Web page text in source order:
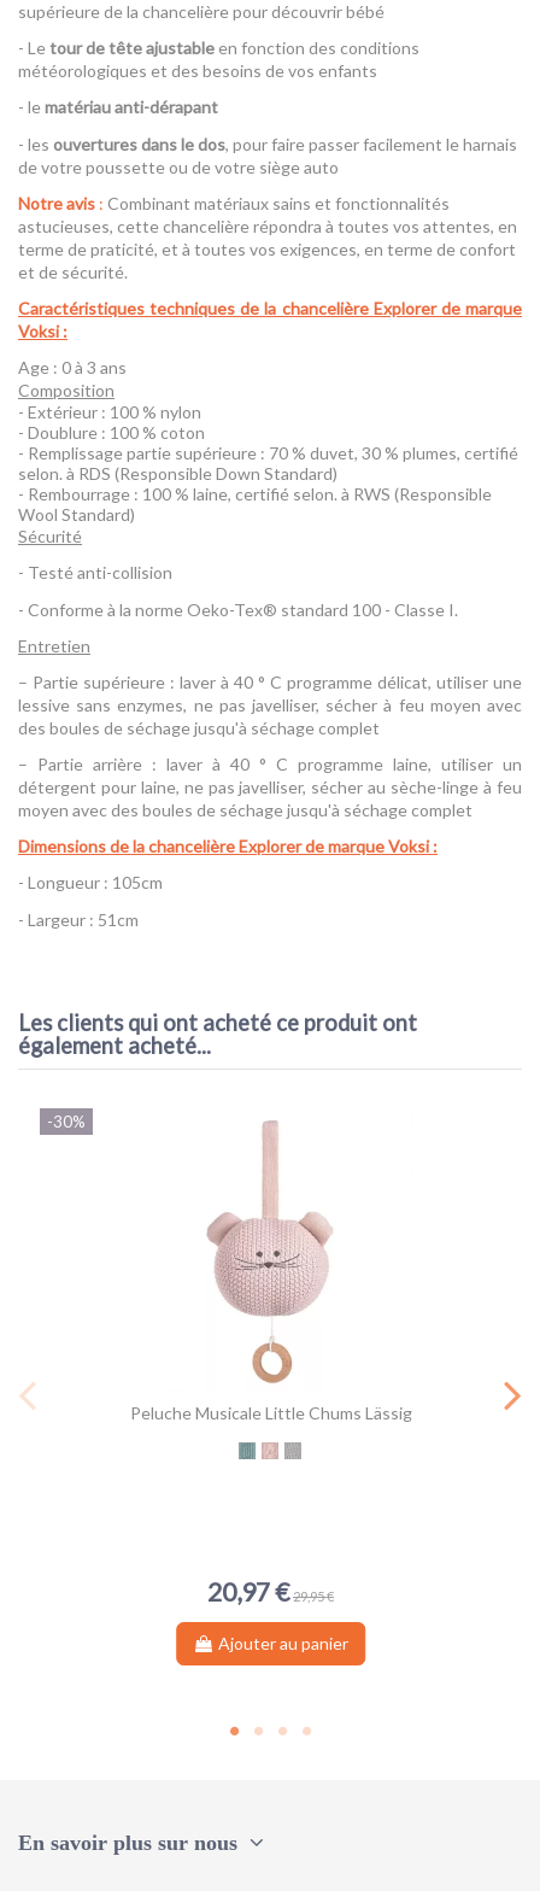
supérieure de la chancelière pour découvrir bébé
- Letour de tête ajustable en fonction des conditions
météorologiques et des besoins de vos enfants
- lematériau anti-dérapant
- les ouvertures dans le dos, pour faire passer facilement le harnais
de votre poussette ou de votre siège auto
Notre avis : Combinant matériaux sains et fonctionnalités
astucieuses, cette chancelière répondra à toutes vos attentes, en
terme de praticité, et à toutes vos exigences, en terme de confort
et de sécurité.
Caractéristiques techniques de la chancelière Explorer de marque
Voksi:
Age : 0 à 3 ans
Composition
- Extérieur : 100 % nylon
- Doublure : 100 % coton
- Remplissage partie supérieure : 70 % duvet, 30 % plumes, certifié
selon. à RDS (Responsible Down Standard)
- Rembourrage : 100 % laine, certifié selon. à RWS (Responsible
Wool Standard)
Sécurité
- Testé anti-collision
- Conforme à la norme Oeko-Tex® standard 100 - Classe I.
Entretien
– Partie supérieure : laver à 40 ° C programme délicat, utiliser une
lessive sans enzymes, ne pas javelliser, sécher à feu moyen avec
des boules de séchage jusqu'à séchage complet
– Partie arrière : laver à 40 ° C programme laine, utiliser un
détergent pour laine, ne pas javelliser, sécher au sèche-linge à feu
moyen avec des boules de séchage jusqu'à séchage complet
Dimensions de la chancelière Explorer de marque Voksi :
- Longueur : 105cm
- Largeur : 51cm
VOIR L'ATTESTATION 10
Publié le 16/08/2022 à 19:44(Date de commande : 22/06/2022)
Les clients qui ont acheté ce produit ont
également acheté...
-30%
Peluche Musicale Little Chums Lässig
20,97 € 29,95 €
Little Chums Chien
Little Chums Souris
Little Chums Chat
Ajouter au panier
En savoir plus sur nous